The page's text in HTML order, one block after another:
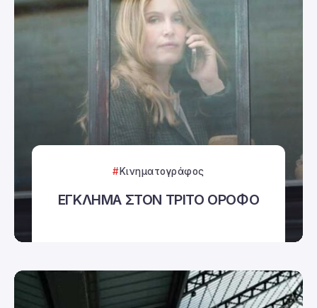
Κινηματογράφος
ΕΓΚΛΗΜΑ ΣΤΟΝ ΤΡΙΤΟ ΟΡΟΦΟ